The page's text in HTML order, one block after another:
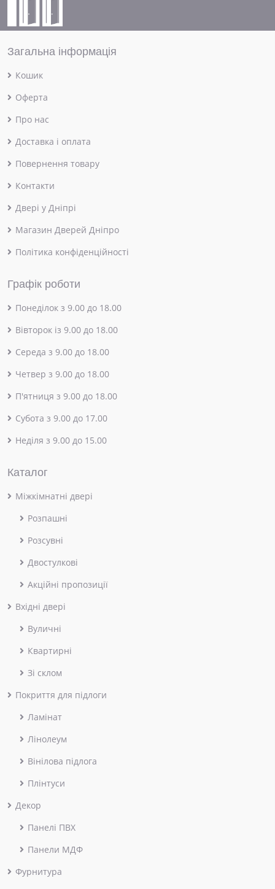
Загальна інформація
Кошик
Оферта
Про нас
Доставка і оплата
Повернення товару
Контакти
Двері у Дніпрі
Магазин Дверей Дніпро
Політика конфіденційності
Графік роботи
Понеділок з 9.00 до 18.00
Вівторок із 9.00 до 18.00
Середа з 9.00 до 18.00
Четвер з 9.00 до 18.00
П'ятниця з 9.00 до 18.00
Субота з 9.00 до 17.00
Неділя з 9.00 до 15.00
Каталог
Міжкімнатні двері
Розпашні
Розсувні
Двостулкові
Акційні пропозиції
Вхідні двері
Вуличні
Квартирні
Зі склом
Покриття для підлоги
Ламінат
Лінолеум
Вінілова підлога
Плінтуси
Декор
Панелі ПВХ
Панели МДФ
Фурнитура